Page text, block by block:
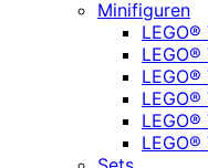
Minifiguren